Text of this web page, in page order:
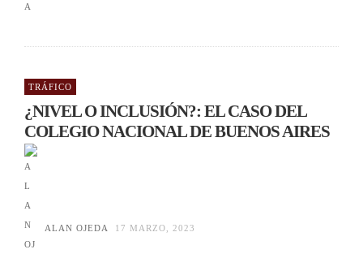
TRÁFICO
¿NIVEL O INCLUSIÓN?: EL CASO DEL
COLEGIO NACIONAL DE BUENOS AIRES
ALAN OJEDA 17 MARZO, 2023